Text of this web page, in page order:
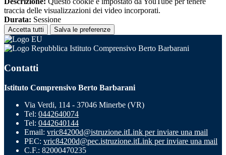
traccia delle visualizzazioni dei video incorporati.
Durata: Sessione
Accetta tutti Salva le preferenze
Istituto Comprensivo Berto Barbarani
Contatti
Istituto Comprensivo Berto Barbarani
Via Verdi, 114 - 37046 Minerbe (VR)
Tel: 0442640074
Tel: 0442640144
Email: vric84200d@istruzione.itLink per inviare una mail
PEC: vric84200d@pec.istruzione.itLink per inviare una mail
C.F.: 82000470235